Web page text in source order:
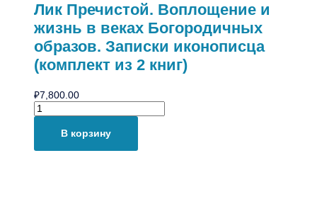
Лик Пречистой. Воплощение и
жизнь в веках Богородичных
образов. Записки иконописца
(комплект из 2 книг)
₽7,800.00
В корзину